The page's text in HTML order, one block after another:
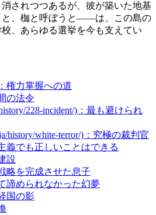
されつつあるが、彼が築いた地基
、枷と呼ぼうと――は、この島の
、あらゆる選挙を今も支えてい
権力掌握への道
の法令
228-incident/)：最も避けられ
history/white-terror/)：究極の裁判官
義でも正しいことはできる
設
略を完成させた息子
諦められなかった幻夢
国の影